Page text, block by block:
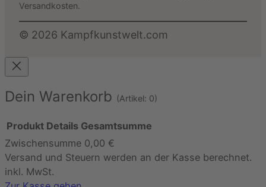
Versandkosten.
© 2026 Kampfkunstwelt.com
Dein Warenkorb (Artikel: 0)
Produkte
im
Produkt Details Gesamtsumme
Zwischensumme 0,00 €
Versand und Steuern werden an der Kasse berechnet.
inkl. MwSt.